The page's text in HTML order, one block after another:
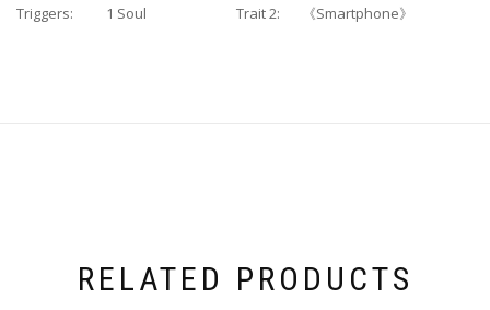
Triggers:
1 Soul Trait 2: 《Smartphone》
RELATED PRODUCTS